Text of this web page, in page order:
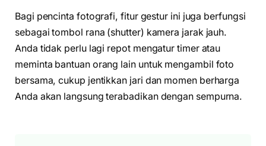
Bagi pencinta fotografi, fitur gestur ini juga berfungsi
sebagai tombol rana (shutter) kamera jarak jauh.
Anda tidak perlu lagi repot mengatur timer atau
meminta bantuan orang lain untuk mengambil foto
bersama, cukup jentikkan jari dan momen berharga
Anda akan langsung terabadikan dengan sempurna.